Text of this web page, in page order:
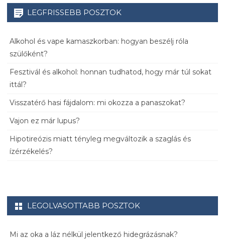
LEGFRISSEBB POSZTOK
Alkohol és vape kamaszkorban: hogyan beszélj róla
szülőként?
Fesztivál és alkohol: honnan tudhatod, hogy már túl sokat
ittál?
Visszatérő hasi fájdalom: mi okozza a panaszokat?
Vajon ez már lupus?
Hipotireózis miatt tényleg megváltozik a szaglás és
ízérzékelés?
LEGOLVASOTTABB POSZTOK
Mi az oka a láz nélkül jelentkező hidegrázásnak?